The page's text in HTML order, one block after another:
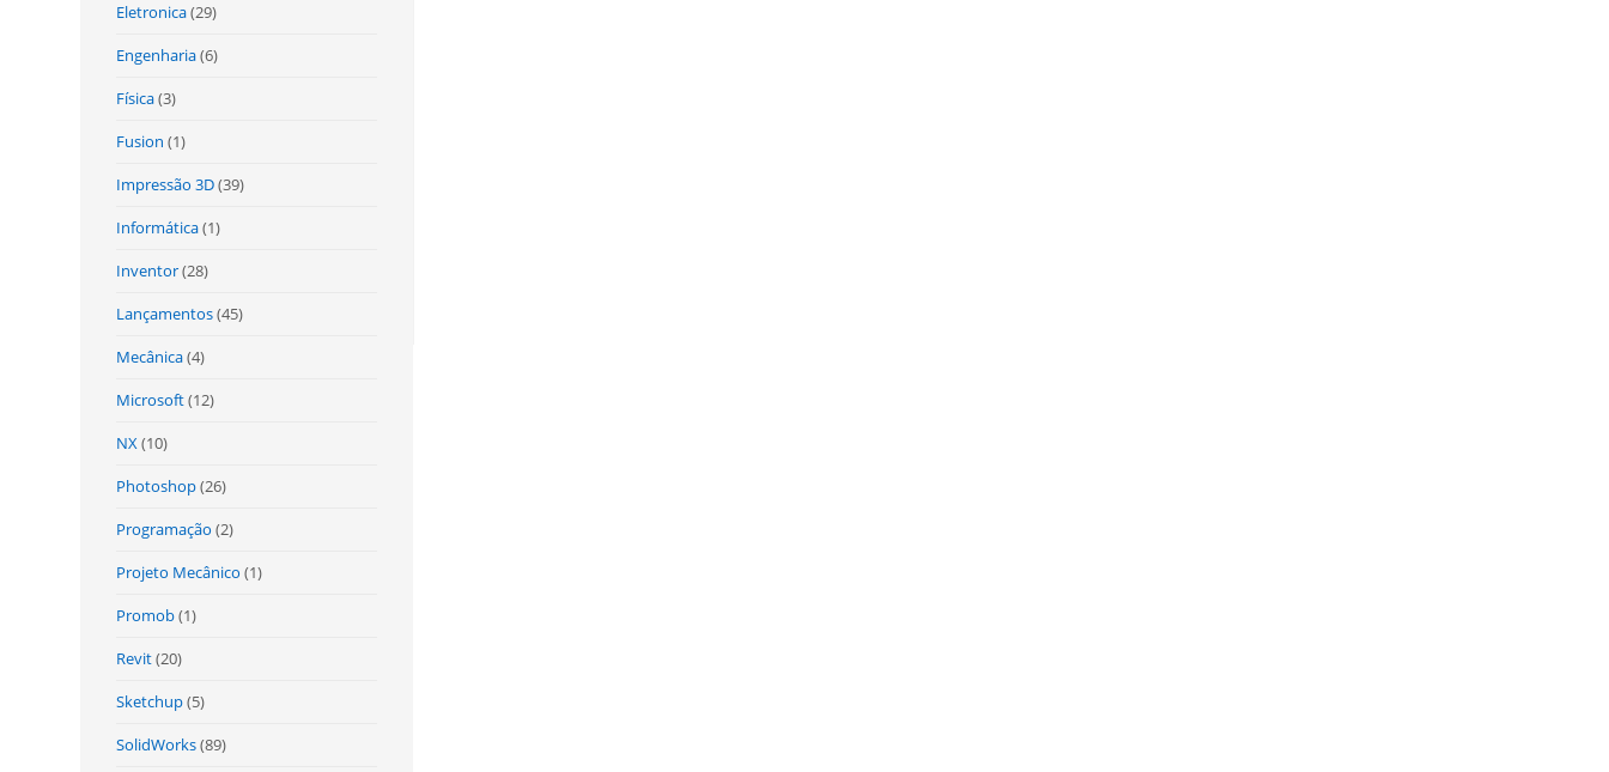
Eletronica(29)
Engenharia(6)
Física(3)
Fusion (1)
Impressão 3D(39)
Informática(1)
Inventor(28)
Lançamentos(45)
Mecânica(4)
Microsoft(12)
NX(10)
Photoshop(26)
Programação (2)
Projeto Mecânico (1)
Promob(1)
Revit(20)
Sketchup(5)
SolidWorks(89)